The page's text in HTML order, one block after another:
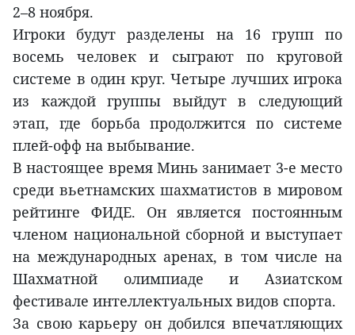
2–8 ноября.
Игроки будут разделены на 16 групп по
восемь человек и сыграют по круговой
системе в один круг. Четыре лучших игрока
из каждой группы выйдут в следующий
этап, где борьба продолжится по системе
плей-офф на выбывание.
В настоящее время Минь занимает 3-е место
среди вьетнамских шахматистов в мировом
рейтинге ФИДЕ. Он является постоянным
членом национальной сборной и выступает
на международных аренах, в том числе на
Шахматной олимпиаде и Азиатском
фестивале интеллектуальных видов спорта.
За свою карьеру он добился впечатляющих